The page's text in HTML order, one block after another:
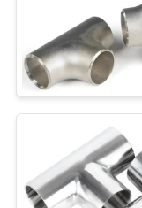
SITEMAP
PRIVACY
POLICY